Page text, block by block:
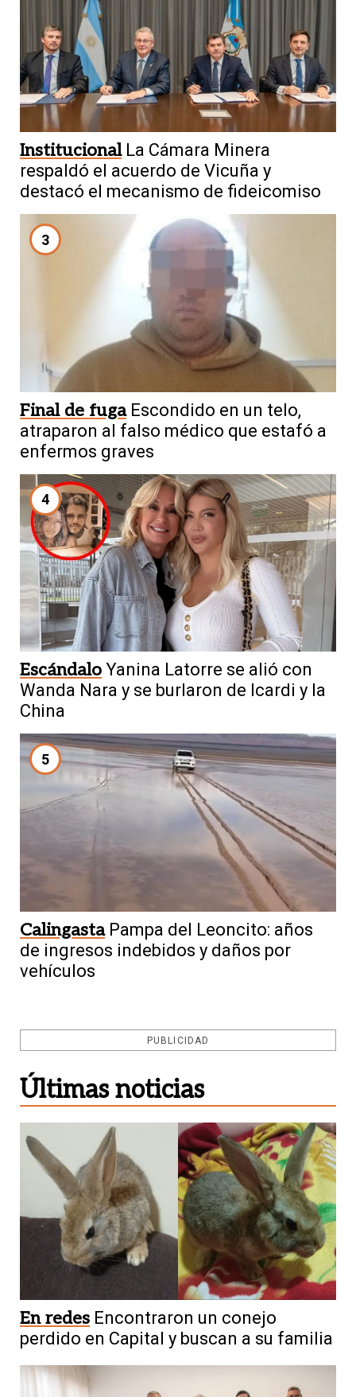
Institucional La Cámara Minera
respaldó el acuerdo de Vicuña y
destacó el mecanismo de fideicomiso
3
Final de fuga Escondido en un telo,
atraparon al falso médico que estafó a
enfermos graves
4
Escándalo Yanina Latorre se alió con
Wanda Nara y se burlaron de Icardi y la
China
5
Calingasta Pampa del Leoncito: años
de ingresos indebidos y daños por
vehículos
PUBLICIDAD
Últimas noticias
En redes Encontraron un conejo
perdido en Capital y buscan a su familia